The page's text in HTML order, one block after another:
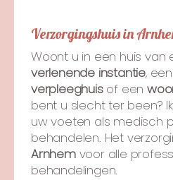
Verzorgingshuis in
Woont u in een huis van
verlenende instantie, een
verpleeghuisof een
bent u slecht ter been?
uw voeten als medisch
behandelen. Het
Arnhemvoor alle
behandelingen.